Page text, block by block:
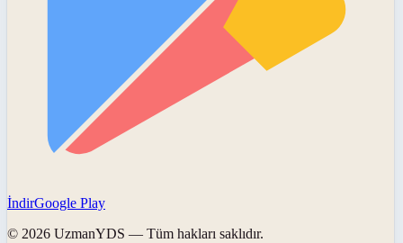
İndirGoogle Play
© 2026 UzmanYDS — Tüm hakları saklıdır.